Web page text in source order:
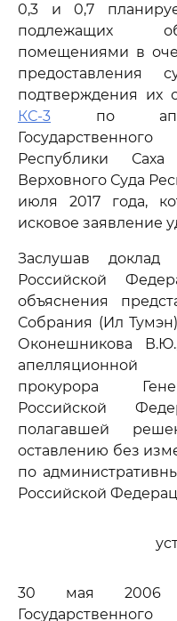
0,3 и 0,7
подлежащих
помещениями в
предоставления
подтверждения их
КС-3 по
Республики
Верховного Суда
июля 2017 года,
исковое заявление
Заслушав доклад
Российской
объяснения
Собрания (Ил
Оконешникова
прокурора
Российской
полагавшей
оставлению без
по
Российской
30 мая 2006